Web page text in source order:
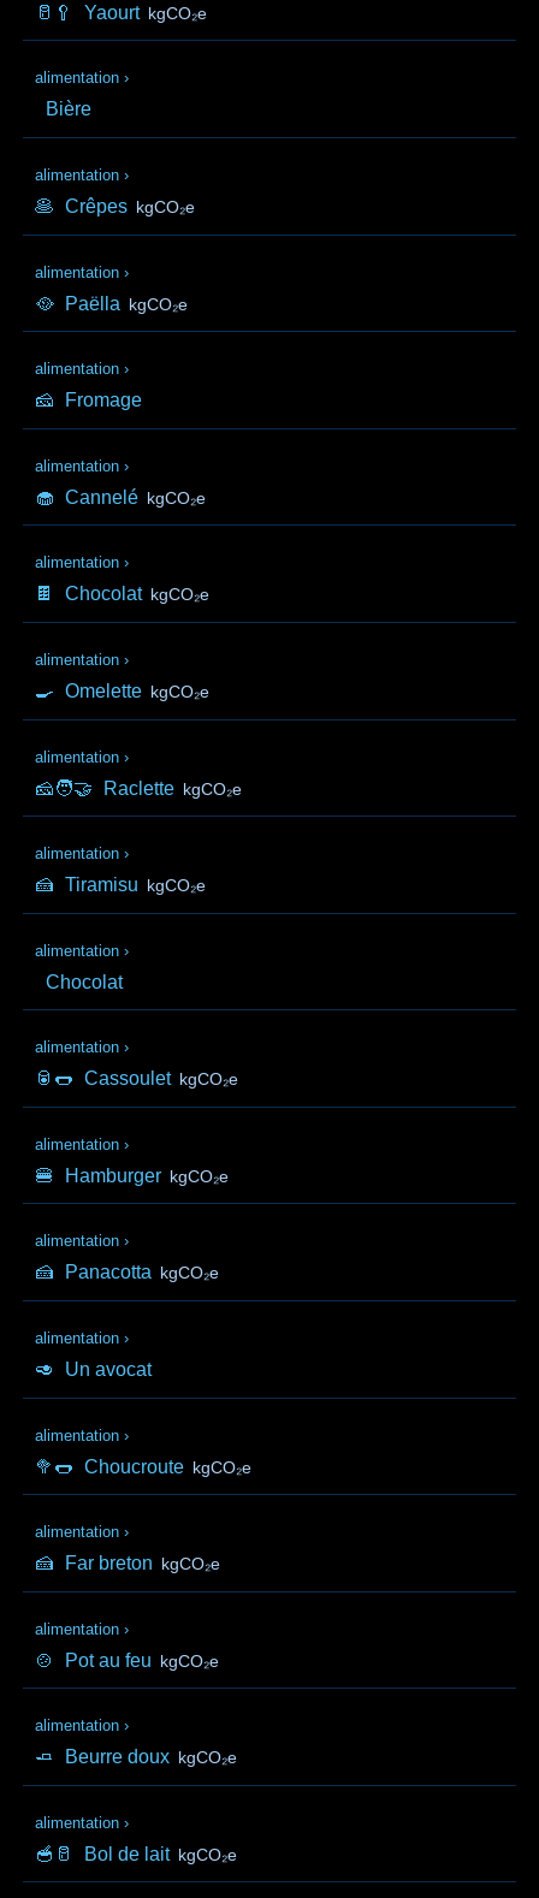
🥛🥄 Yaourt kgCO₂e
alimentation ›
Bière
alimentation ›
🥞 Crêpes kgCO₂e
alimentation ›
🥘 Paëlla kgCO₂e
alimentation ›
🧀 Fromage
alimentation ›
🧁 Cannelé kgCO₂e
alimentation ›
🍫 Chocolat kgCO₂e
alimentation ›
🍳 Omelette kgCO₂e
alimentation ›
🧀🧑‍🤝‍ Raclette kgCO₂e
alimentation ›
🍰 Tiramisu kgCO₂e
alimentation ›
Chocolat
alimentation ›
🥫🌭 Cassoulet kgCO₂e
alimentation ›
🍔 Hamburger kgCO₂e
alimentation ›
🍰 Panacotta kgCO₂e
alimentation ›
🥑 Un avocat
alimentation ›
🥦🌭 Choucroute kgCO₂e
alimentation ›
🍰 Far breton kgCO₂e
alimentation ›
🍲 Pot au feu kgCO₂e
alimentation ›
🧈 Beurre doux kgCO₂e
alimentation ›
🥣🥛 Bol de lait kgCO₂e